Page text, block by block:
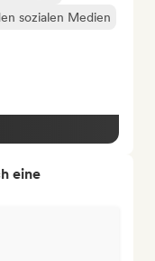
sozialen Medien
eine